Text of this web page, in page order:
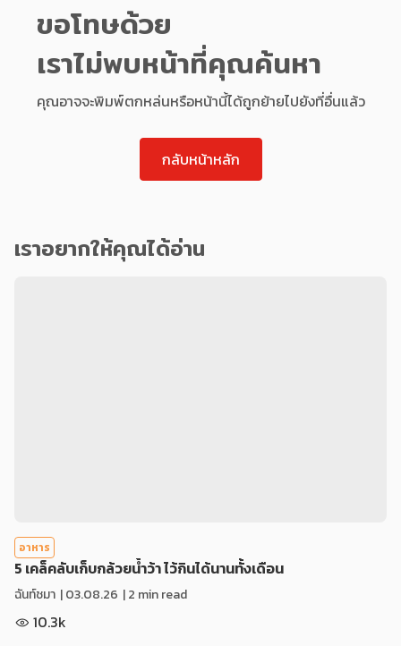
ขอโทษด้วย
เราไม่พบหน้าที่คุณค้นหา
คุณอาจจะพิมพ์ตกหล่นหรือหน้านี้ได้ถูกย้ายไปยังที่อื่นแล้ว
กลับหน้าหลัก
เราอยากให้คุณได้อ่าน
อาหาร
5 เคล็คลับเก็บกล้วยน้ำว้า ไว้กินได้นานทั้งเดือน
ฉันท์ชมา |03.08.26 | 2 min read
10.3k